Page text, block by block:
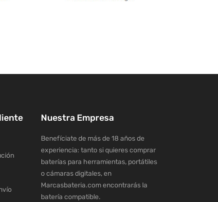
Nuestra Empresa
Benefíciate de más de 18 años de
experiencia: tanto si quieres comprar
baterías para herramientas, portátiles
o cámaras digitales, en
Marcasbateria.com encontrarás la
batería compatible.